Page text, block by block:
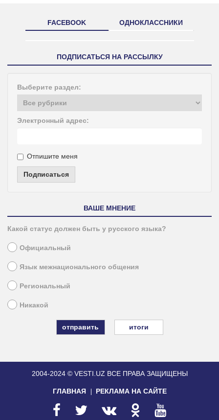
FACEBOOK ОДНОКЛАССНИКИ
ПОДПИСАТЬСЯ НА РАССЫЛКУ
Выберите раздел:
Электронный адрес:
Отпишите меня
Подписаться
ВАШЕ МНЕНИЕ
Какой статус должен быть у русского языка?
Официальный
Язык межнационального общения
Региональный
Никакой
итоги
2004-2024 © VESTI.UZ ВСЕ ПРАВА ЗАЩИЩЕНЫ
ГЛАВНАЯ РЕКЛАМА НА САЙТЕ